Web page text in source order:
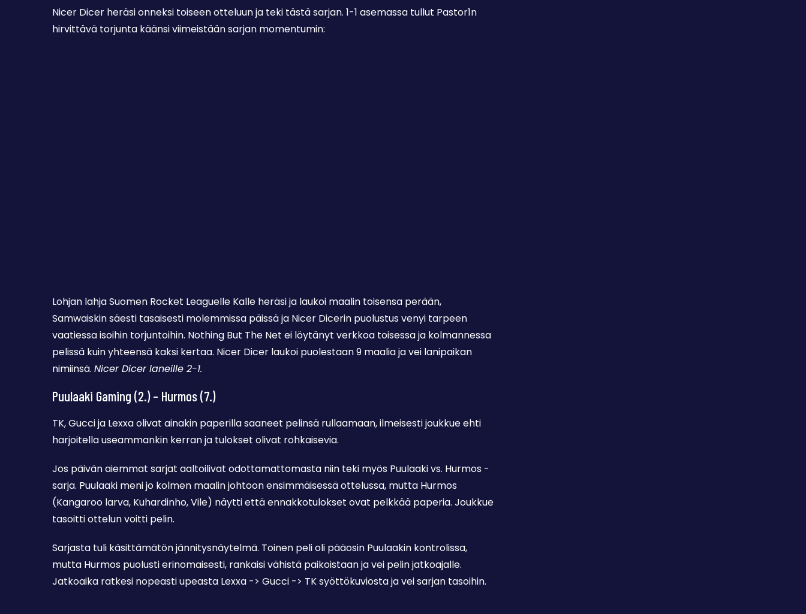
Nicer Dicer heräsi onneksi toiseen otteluun ja teki tästä sarjan. 1-1 asemassa tullut Pastor1n
hirvittävä torjunta käänsi viimeistään sarjan momentumin:
Lohjan lahja Suomen Rocket Leaguelle Kalle heräsi ja laukoi maalin toisensa perään,
Samwaiskin säesti tasaisesti molemmissa päissä ja Nicer Dicerin puolustus venyi tarpeen
vaatiessa isoihin torjuntoihin. Nothing But The Net ei löytänyt verkkoa toisessa ja kolmannessa
pelissä kuin yhteensä kaksi kertaa. Nicer Dicer laukoi puolestaan 9 maalia ja vei lanipaikan
nimiinsä. Nicer Dicer laneille 2-1.
Puulaaki Gaming (2.) – Hurmos (7.)
TK, Gucci ja Lexxa olivat ainakin paperilla saaneet pelinsä rullaamaan, ilmeisesti joukkue ehti
harjoitella useammankin kerran ja tulokset olivat rohkaisevia.
Jos päivän aiemmat sarjat aaltoilivat odottamattomasta niin teki myös Puulaaki vs. Hurmos -
sarja. Puulaaki meni jo kolmen maalin johtoon ensimmäisessä ottelussa, mutta Hurmos
(Kangaroo larva, Kuhardinho, Vile) näytti että ennakkotulokset ovat pelkkää paperia. Joukkue
tasoitti ottelun voitti pelin.
Sarjasta tuli käsittämätön jännitysnäytelmä. Toinen peli oli pääosin Puulaakin kontrolissa,
mutta Hurmos puolusti erinomaisesti, rankaisi vähistä paikoistaan ja vei pelin jatkoajalle.
Jatkoaika ratkesi nopeasti upeasta Lexxa -> Gucci -> TK syöttökuviosta ja vei sarjan tasoihin.